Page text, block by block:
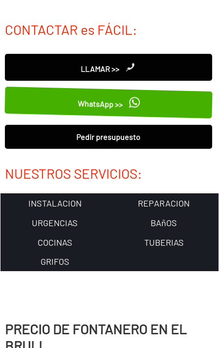
CONTACTAR es FÁCIL:
LLAMAR >>
WhatsApp >>
Pedir presupuesto
NUESTROS SERVICIOS:
INSTALACION
REPARACION
URGENCIAS
BAñOS
COCINAS
TUBERIAS
GRIFOS
PRECIO DE FONTANERO EN EL